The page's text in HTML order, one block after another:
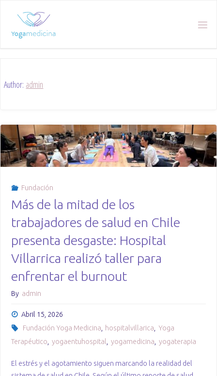
Author: admin
Fundación
Más de la mitad de los
trabajadores de salud en Chile
presenta desgaste: Hospital
Villarrica realizó taller para
enfrentar el burnout
By admin
Abril 15, 2026
Fundación Yoga Medicina, hospitalvillarica, Yoga
Terapéutico, yogaentuhospital, yogamedicina, yogaterapia
El estrés y el agotamiento siguen marcando la realidad del